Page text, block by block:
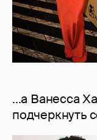
...а Ванесса
подчеркнуть